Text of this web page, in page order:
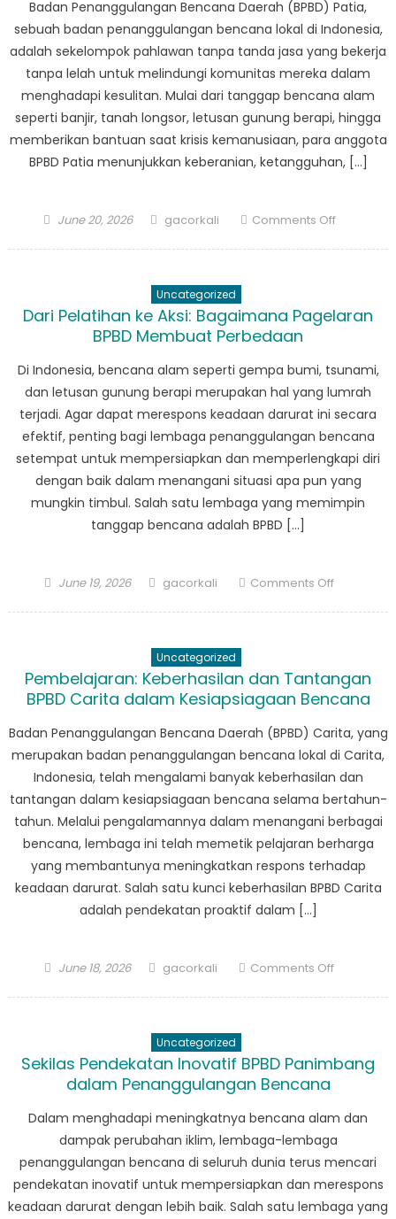
Badan Penanggulangan Bencana Daerah (BPBD) Patia,
sebuah badan penanggulangan bencana lokal di Indonesia,
adalah sekelompok pahlawan tanpa tanda jasa yang bekerja
tanpa lelah untuk melindungi komunitas mereka dalam
menghadapi kesulitan. Mulai dari tanggap bencana alam
seperti banjir, tanah longsor, letusan gunung berapi, hingga
memberikan bantuan saat krisis kemanusiaan, para anggota
BPBD Patia menunjukkan keberanian, ketangguhan, […]
Posted
June 20, 2026 Author
gacorkali Comments Offon
Patia:
Pelayanan
Kesulitan
Uncategorized
Dari Pelatihan ke Aksi: Bagaimana Pagelaran
BPBD Membuat Perbedaan
Di Indonesia, bencana alam seperti gempa bumi, tsunami,
dan letusan gunung berapi merupakan hal yang lumrah
terjadi. Agar dapat merespons keadaan darurat ini secara
efektif, penting bagi lembaga penanggulangan bencana
setempat untuk mempersiapkan dan memperlengkapi diri
dengan baik dalam menangani situasi apa pun yang
mungkin timbul. Salah satu lembaga yang memimpin
tanggap bencana adalah BPBD […]
Posted
June 19, 2026 Author
gacorkali Comments Offon
Pagelaran
BPBD
Membuat
Uncategorized
Pembelajaran: Keberhasilan dan Tantangan
BPBD Carita dalam Kesiapsiagaan Bencana
Badan Penanggulangan Bencana Daerah (BPBD) Carita, yang
merupakan badan penanggulangan bencana lokal di Carita,
Indonesia, telah mengalami banyak keberhasilan dan
tantangan dalam kesiapsiagaan bencana selama bertahun-
tahun. Melalui pengalamannya dalam menangani berbagai
bencana, lembaga ini telah memetik pelajaran berharga
yang membantunya meningkatkan respons terhadap
keadaan darurat. Salah satu kunci keberhasilan BPBD Carita
adalah pendekatan proaktif dalam […]
Posted
June 18, 2026 Author
gacorkali Comments Offon
BPBD
dalam
Bencana
Uncategorized
Sekilas Pendekatan Inovatif BPBD Panimbang
dalam Penanggulangan Bencana
Dalam menghadapi meningkatnya bencana alam dan
dampak perubahan iklim, lembaga-lembaga
penanggulangan bencana di seluruh dunia terus mencari
pendekatan inovatif untuk mempersiapkan dan merespons
keadaan darurat dengan lebih baik. Salah satu lembaga yang